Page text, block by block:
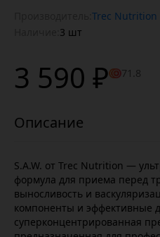
Trec Nutrition
3 шт
3 590 ₽ 71.8
S.A.W. от Trec Nutrition —
формула для приема перед
выносливость и
компоненты и эффективные
суперконцентрированная